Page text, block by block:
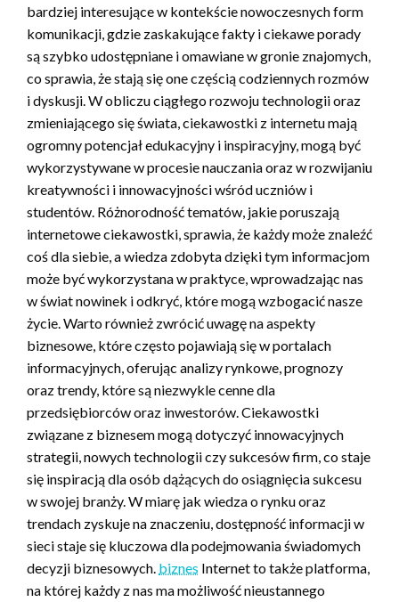
bardziej interesujące w kontekście nowoczesnych form
komunikacji, gdzie zaskakujące fakty i ciekawe porady
są szybko udostępniane i omawiane w gronie znajomych,
co sprawia, że stają się one częścią codziennych rozmów
i dyskusji. W obliczu ciągłego rozwoju technologii oraz
zmieniającego się świata, ciekawostki z internetu mają
ogromny potencjał edukacyjny i inspiracyjny, mogą być
wykorzystywane w procesie nauczania oraz w rozwijaniu
kreatywności i innowacyjności wśród uczniów i
studentów. Różnorodność tematów, jakie poruszają
internetowe ciekawostki, sprawia, że każdy może znaleźć
coś dla siebie, a wiedza zdobyta dzięki tym informacjom
może być wykorzystana w praktyce, wprowadzając nas
w świat nowinek i odkryć, które mogą wzbogacić nasze
życie. Warto również zwrócić uwagę na aspekty
biznesowe, które często pojawiają się w portalach
informacyjnych, oferując analizy rynkowe, prognozy
oraz trendy, które są niezwykle cenne dla
przedsiębiorców oraz inwestorów. Ciekawostki
związane z biznesem mogą dotyczyć innowacyjnych
strategii, nowych technologii czy sukcesów firm, co staje
się inspiracją dla osób dążących do osiągnięcia sukcesu
w swojej branży. W miarę jak wiedza o rynku oraz
trendach zyskuje na znaczeniu, dostępność informacji w
sieci staje się kluczowa dla podejmowania świadomych
decyzji biznesowych. biznes Internet to także platforma,
na której każdy z nas ma możliwość nieustannego